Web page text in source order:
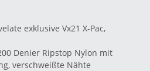
exklusive Vx21 X-Pac,
Denier Ripstop Nylon mit
verschweißte Nähte